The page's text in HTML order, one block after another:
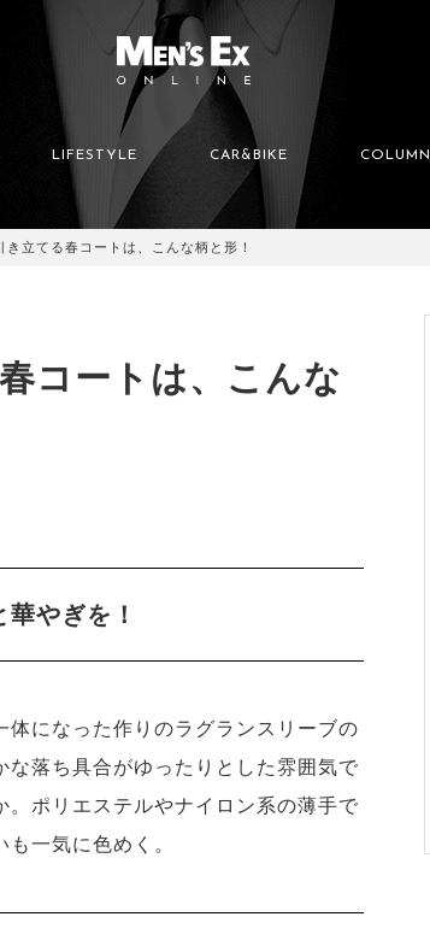
LIFESTYLE CAR&BIKE COLUMN
き立てる春コートは、こんな柄と形！
コートは、こんな
やぎを！
体になった作りのラグランスリーブの
落ち具合がゆったりとした雰囲気で
。ポリエステルやナイロン系の薄手で
一気に色めく。